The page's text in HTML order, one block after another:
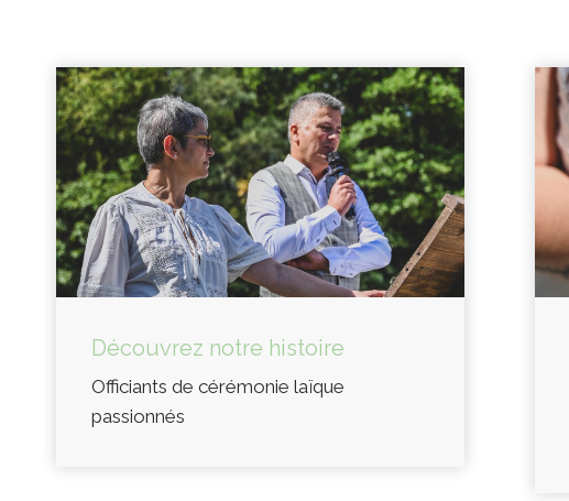
Découvrez notre histoire
Officiants de cérémonie laïque
passionnés